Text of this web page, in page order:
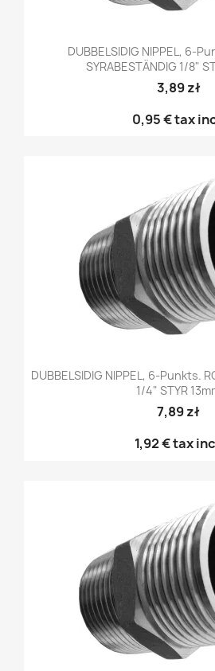
DUBBELSIDIG NIPPEL, 6-
SYRABESTÄNDIG 1/8"
3,89 zł
0,95 €tax
DUBBELSIDIG NIPPEL, 6-Punkts.
1/4" STYR
7,89 zł
1,92 €tax